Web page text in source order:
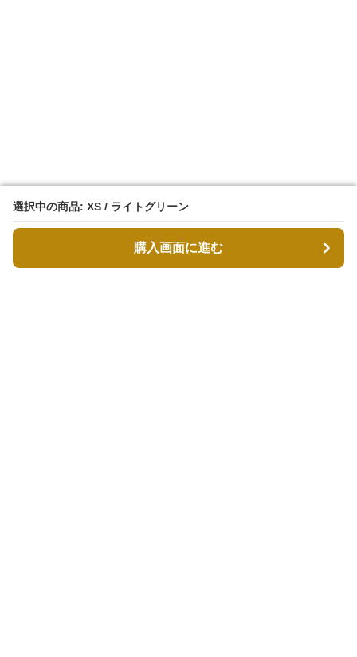
選択中の商品: XS / ライトグリーン
購入画面に進む
選択中の商品: XS / ライトグリーン
購入画面に進む